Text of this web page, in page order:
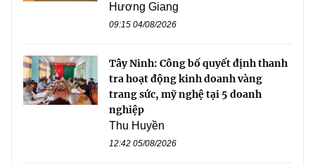
Hương Giang
09:15 04/08/2026
Tây Ninh: Công bố quyết định thanh
tra hoạt động kinh doanh vàng
trang sức, mỹ nghệ tại 5 doanh
nghiệp
Thu Huyền
12:42 05/08/2026